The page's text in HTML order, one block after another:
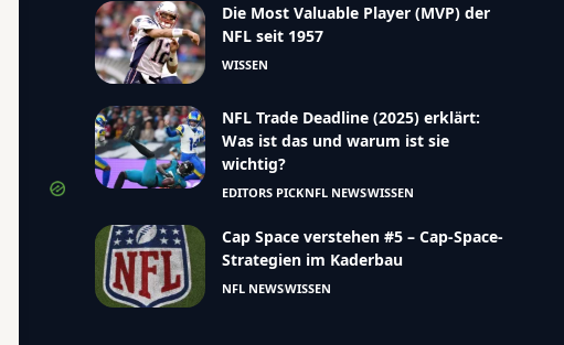
Die Most Valuable Player (MVP) der
NFL seit 1957
WISSEN
NFL Trade Deadline (2025) erklärt:
Was ist das und warum ist sie
wichtig?
EDITORS PICKNFL NEWSWISSEN
Cap Space verstehen #5 – Cap-Space-
Strategien im Kaderbau
NFL NEWSWISSEN